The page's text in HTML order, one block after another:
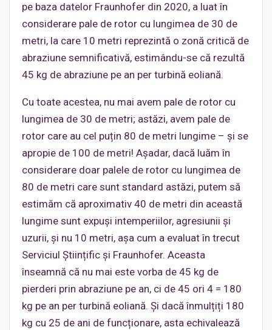
pe baza datelor Fraunhofer din 2020, a luat în
considerare pale de rotor cu lungimea de 30 de
metri, la care 10 metri reprezintă o zonă critică de
abraziune semnificativă, estimându-se că rezultă
45 kg de abraziune pe an per turbină eoliană.
Cu toate acestea, nu mai avem pale de rotor cu
lungimea de 30 de metri; astăzi, avem pale de
rotor care au cel puțin 80 de metri lungime – și se
apropie de 100 de metri! Așadar, dacă luăm în
considerare doar palele de rotor cu lungimea de
80 de metri care sunt standard astăzi, putem să
estimăm că aproximativ 40 de metri din această
lungime sunt expuși intemperiilor, agresiunii și
uzurii, și nu 10 metri, așa cum a evaluat în trecut
Serviciul Științific și Fraunhofer. Aceasta
înseamnă că nu mai este vorba de 45 kg de
pierderi prin abraziune pe an, ci de 45 ori 4 = 180
kg pe an per turbină eoliană. Și dacă înmulțiți 180
kg cu 25 de ani de funcționare, asta echivalează